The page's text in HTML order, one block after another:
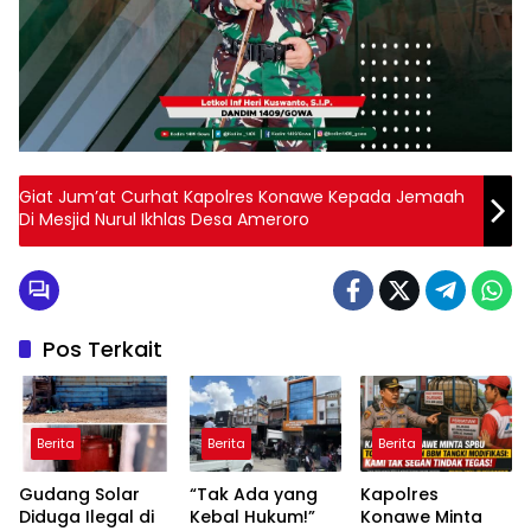
Giat Jum’at Curhat Kapolres Konawe Kepada Jemaah
Di Mesjid Nurul Ikhlas Desa Ameroro
Pos Terkait
Berita
Gudang Solar
Diduga Ilegal di
Berita
“Tak Ada yang
Kebal Hukum!”
Berita
Kapolres
Konawe Minta